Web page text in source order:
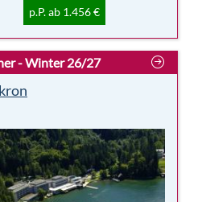
p.P. ab 1.456 €
- Winter 26/27